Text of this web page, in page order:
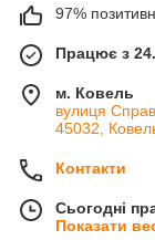
97%
Працює з
м. Ковель
вулиця
45032,
Контакти
Сьогодні
Показати